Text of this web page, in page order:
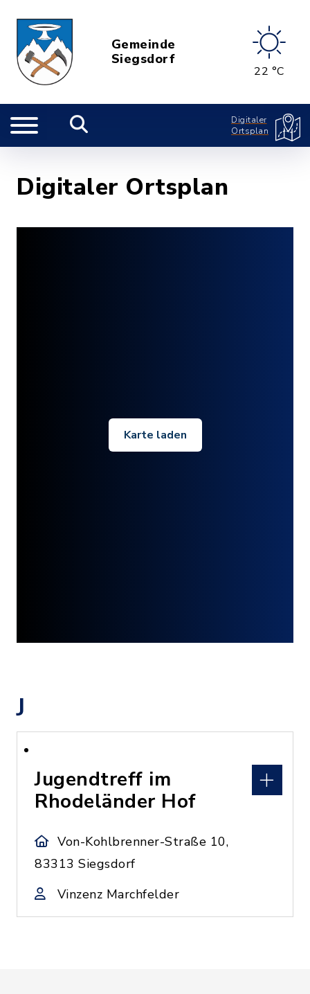
Gemeinde
Siegsdorf
22 °C
Digitaler
Ortsplan
Digitaler Ortsplan
Karte laden
J
Jugendtreff im
Rhodeländer Hof
Von-Kohlbrenner-Straße 10,
83313 Siegsdorf
Vinzenz Marchfelder